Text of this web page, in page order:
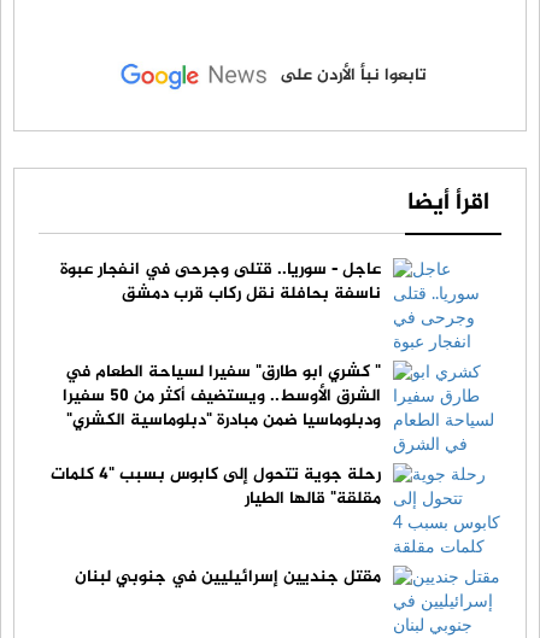
تابعوا نبأ الأردن على
اقرأ أيضا
عاجل - سوريا.. قتلى وجرحى في انفجار عبوة
ناسفة بحافلة نقل ركاب قرب دمشق
" كشري ابو طارق" سفيرا لسياحة الطعام في
الشرق الأوسط.. ويستضيف أكثر من 50 سفيرا
ودبلوماسيا ضمن مبادرة "دبلوماسية الكشري"
رحلة جوية تتحول إلى كابوس بسبب "4 كلمات
مقلقة" قالها الطيار
مقتل جنديين إسرائيليين في جنوبي لبنان